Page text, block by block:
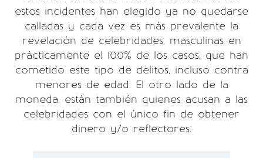
estos incidentes han elegido ya no quedarse
calladas y cada vez es más prevalente la
revelación de celebridades, masculinas en
prácticamente el 100% de los casos, que han
cometido este tipo de delitos, incluso contra
menores de edad. El otro lado de la
moneda, están también quienes acusan a las
celebridades con el único fin de obtener
dinero y/o reflectores.